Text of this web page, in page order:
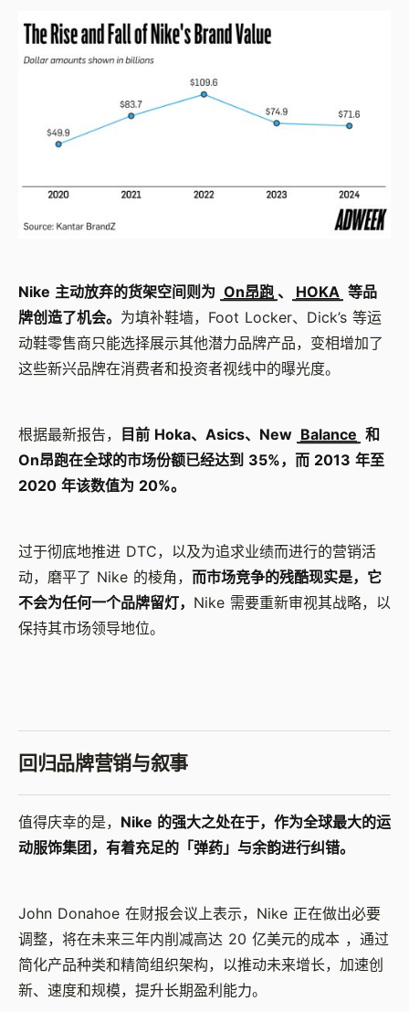
Nike 主动放弃的货架空间则为 On昂跑 、 HOKA 等品
牌创造了机会。 为填补鞋墙，Foot Locker、Dick’s 等运
动鞋零售商只能选择展示其他潜力品牌产品，变相增加了
这些新兴品牌在消费者和投资者视线中的曝光度。
根据最新报告， 目前 Hoka、Asics、New Balance 和
On昂跑在全球的市场份额已经达到 35%，而 2013 年至
2020 年该数值为 20%。
过于彻底地推进 DTC，以及为追求业绩而进行的营销活
动，磨平了 Nike 的棱角， 而市场竞争的残酷现实是，它
不会为任何一个品牌留灯， Nike 需要重新审视其战略，以
保持其市场领导地位。
回归品牌营销与叙事
值得庆幸的是， Nike 的强大之处在于，作为全球最大的运
动服饰集团，有着充足的「弹药」与余韵进行纠错。
John Donahoe 在财报会议上表示，Nike 正在做出必要
调整，将在未来三年内削减高达 20 亿美元的成本 ，通过
简化产品种类和精简组织架构，以推动未来增长，加速创
新、速度和规模，提升长期盈利能力。